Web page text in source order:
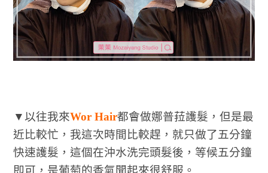
▼以往我來Wor Hair都會做娜普菈護髮，但是最
近比較忙，我這次時間比較趕，就只做了五分鐘
快速護髮，這個在沖水洗完頭髮後，等候五分鐘